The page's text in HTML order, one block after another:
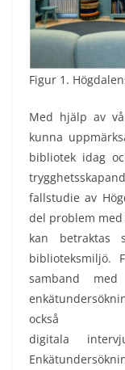
Figur 1.
Med hjälp av
kunna
bibliotek idag
fallstudie av
del problem
kan betraktas
biblioteksmiljö.
samband
också
digitala